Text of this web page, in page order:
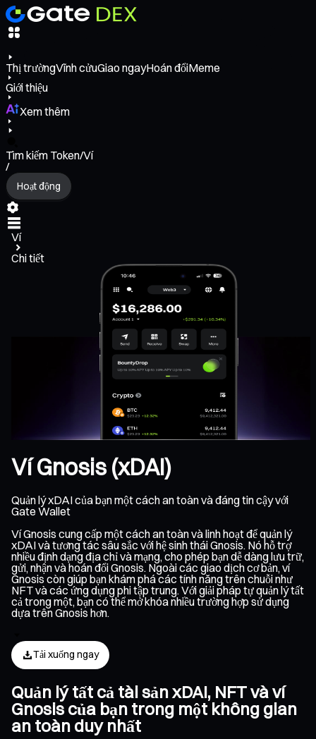
Thị trườngVĩnh cửuGiao ngayHoán đổiMeme
Giới thiệu
Xem thêm
Tìm kiếm Token/Ví
/
Hoạt động
Ví
Chi tiết
Ví Gnosis (xDAI)
Quản lý xDAI của bạn một cách an toàn và đáng tin cậy với
Gate Wallet
Ví Gnosis cung cấp một cách an toàn và linh hoạt để quản lý
xDAI và tương tác sâu sắc với hệ sinh thái Gnosis. Nó hỗ trợ
nhiều định dạng địa chỉ và mạng, cho phép bạn dễ dàng lưu trữ,
gửi, nhận và hoán đổi Gnosis. Ngoài các giao dịch cơ bản, ví
Gnosis còn giúp bạn khám phá các tính năng trên chuỗi như
NFT và các ứng dụng phi tập trung. Với giải pháp tự quản lý tất
cả trong một, bạn có thể mở khóa nhiều trường hợp sử dụng
dựa trên Gnosis hơn.
Tải xuống ngay
Quản lý tất cả tài sản xDAI, NFT và ví
Gnosis của bạn trong một không gian
an toàn duy nhất